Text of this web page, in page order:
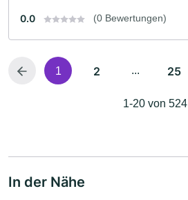
0.0 (0 Bewertungen)
1 2 ... 25
1-20 von 524
In der Nähe